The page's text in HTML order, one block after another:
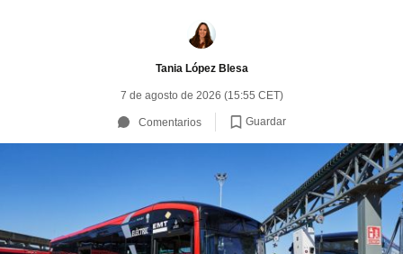
Tania López Blesa
7 de agosto de 2026 (15:55 CET)
Comentarios Guardar